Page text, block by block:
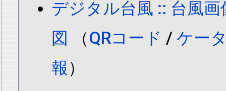
デジタル台風 :: 台風
図
（QRコード / ケー
報 ）